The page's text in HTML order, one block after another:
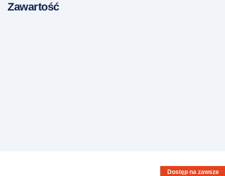
Zawartość
Dostęp na zawsze